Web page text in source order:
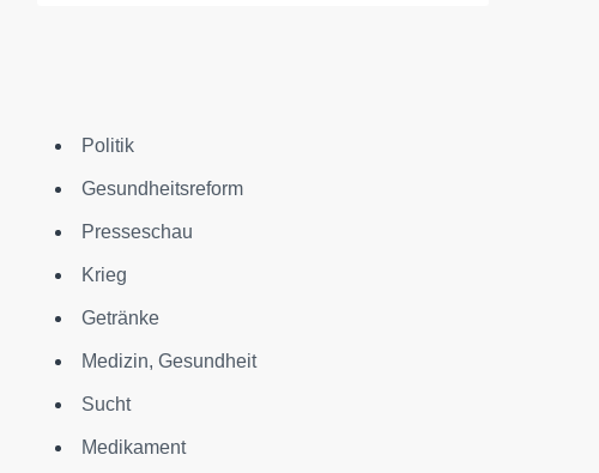
Politik
Gesundheitsreform
Presseschau
Krieg
Getränke
Medizin, Gesundheit
Sucht
Medikament